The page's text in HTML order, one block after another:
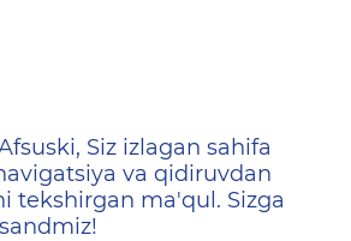
Siz izlagan sahifa
va qidiruvdan
tekshirgan ma'qul. Sizga